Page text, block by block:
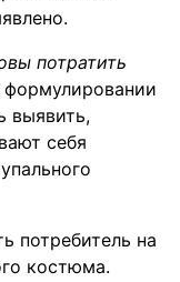
потратить
выявить,
себя